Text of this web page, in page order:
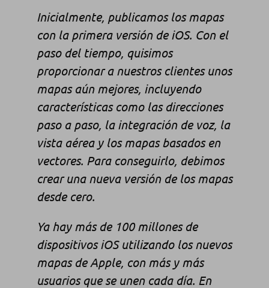
Inicialmente, publicamos los mapas
con la primera versión de iOS. Con el
paso del tiempo, quisimos
proporcionar a nuestros clientes unos
mapas aún mejores, incluyendo
características como las direcciones
paso a paso, la integración de voz, la
vista aérea y los mapas basados en
vectores. Para conseguirlo, debimos
crear una nueva versión de los mapas
desde cero.
Ya hay más de 100 millones de
dispositivos iOS utilizando los nuevos
mapas de Apple, con más y más
usuarios que se unen cada día. En